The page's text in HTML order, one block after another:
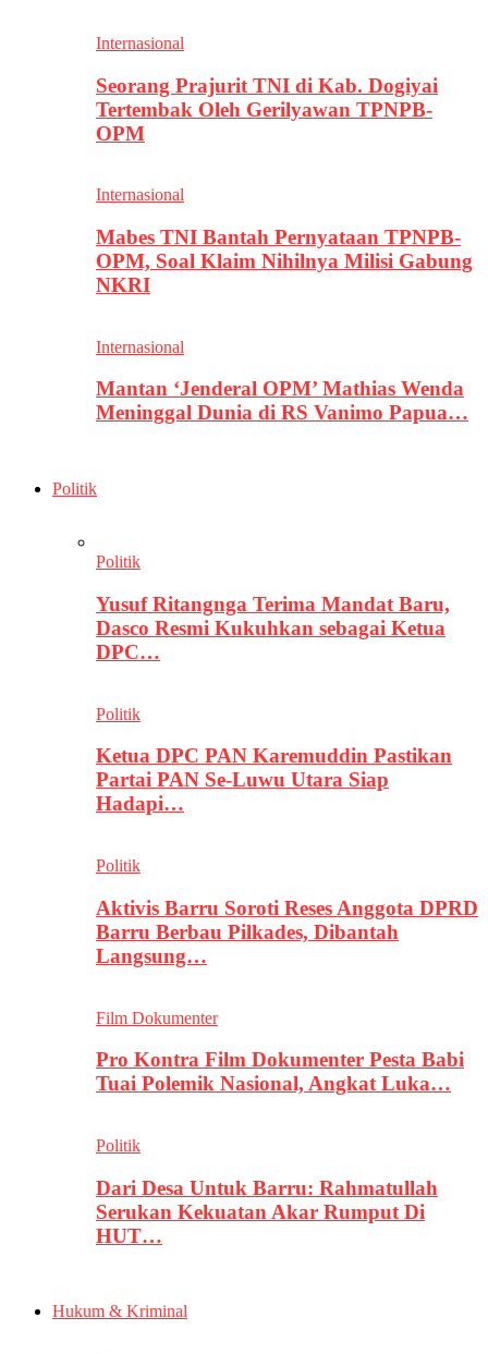
Internasional
Seorang Prajurit TNI di Kab. Dogiyai
Tertembak Oleh Gerilyawan TPNPB-
OPM
Internasional
Mabes TNI Bantah Pernyataan TPNPB-
OPM, Soal Klaim Nihilnya Milisi Gabung
NKRI
Internasional
Mantan ‘Jenderal OPM’ Mathias Wenda
Meninggal Dunia di RS Vanimo Papua…
Politik
Politik
Yusuf Ritangnga Terima Mandat Baru,
Dasco Resmi Kukuhkan sebagai Ketua
DPC…
Politik
Ketua DPC PAN Karemuddin Pastikan
Partai PAN Se-Luwu Utara Siap
Hadapi…
Politik
Aktivis Barru Soroti Reses Anggota DPRD
Barru Berbau Pilkades, Dibantah
Langsung…
Film Dokumenter
Pro Kontra Film Dokumenter Pesta Babi
Tuai Polemik Nasional, Angkat Luka…
Politik
Dari Desa Untuk Barru: Rahmatullah
Serukan Kekuatan Akar Rumput Di
HUT…
Hukum & Kriminal